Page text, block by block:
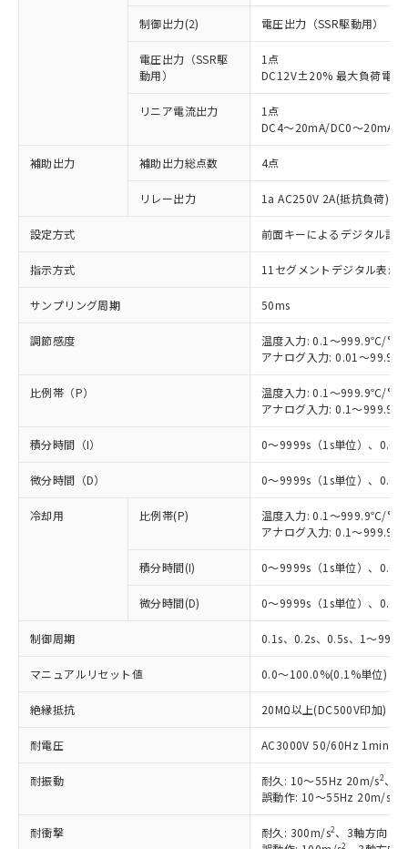
制御出力(2) 電圧出力（SSR駆動用）
電圧出力（SSR駆
動用）
1点
DC12V±20% 最大負荷電流
リニア電流出力
1点
DC4～20mA/DC0～20mA
補助出力 補助出力総点数 4点
リレー出力 1a AC250V 2A(抵抗負荷)
設定方式 前面キーによるデジタル設定
指示方式 11セグメントデジタル表示
サンプリング周期 50ms
調節感度
温度入力: 0.1～999.9℃/°F
アナログ入力: 0.01～
比例帯（P）
温度入力: 0.1～999.9℃/°F
アナログ入力: 0.1～
積分時間（I） 0～9999s（1s単位）、0.0
微分時間（D） 0～9999s（1s単位）、0.0
冷却用 比例帯(P)
温度入力: 0.1～999.9℃/°F
アナログ入力: 0.1～
積分時間(I) 0～9999s（1s単位）、0.0
微分時間(D) 0～9999s（1s単位）、0.0
制御周期 0.1s、0.2s、0.5s、1～99s
マニュアルリセット値 0.0～100.0%(0.1%単位)
絶縁抵抗 20MΩ以上(DC500V印加)
耐電圧 AC3000V 50/60Hz 1min (
耐振動 耐久: 10～55Hz 20m/s2、3
誤動作: 10～55Hz 20m/s
耐衝撃 耐久: 300m/s2、3軸方向 各
2
ご利用条件
本サービスは、当社制御機器事業取扱
商品の当社在庫状況および標準価格
非含有に対応した製品が提供可能な商品で
す。
対応予定：EU RoHS指令（10物質）の非含
有に対応した製品に切り替える予定のある
対応予定なし：EU RoHS指令（10物質）の
非含有に非対応の商品で、対応品を出す予
調査・確認中：EU RoHS指令（10物質）の
非含有の対応状況を調査中または確認中の